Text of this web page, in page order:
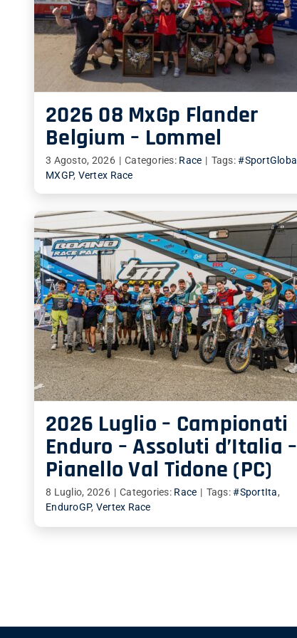
2026 08 MxGp Flander
Belgium – Lommel
3 Agosto, 2026 | Categories: Race | Tags:#SportGlobal
MXGP, Vertex Race
2026 Luglio – Campionati
Enduro – Assoluti d’Italia –
Pianello Val Tidone (PC)
8 Luglio, 2026 | Categories: Race | Tags:#SportIta,
EnduroGP, Vertex Race